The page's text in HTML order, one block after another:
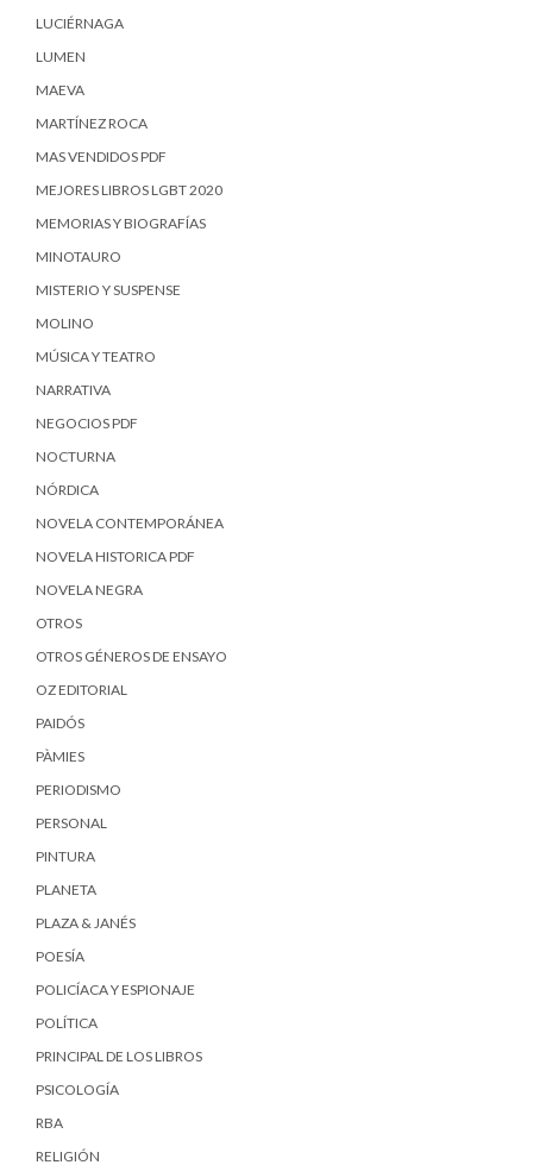
LUCIÉRNAGA
LUMEN
MAEVA
MARTÍNEZ ROCA
MAS VENDIDOS PDF
MEJORES LIBROS LGBT 2020
MEMORIAS Y BIOGRAFÍAS
MINOTAURO
MISTERIO Y SUSPENSE
MOLINO
MÚSICA Y TEATRO
NARRATIVA
NEGOCIOS PDF
NOCTURNA
NÓRDICA
NOVELA CONTEMPORÁNEA
NOVELA HISTORICA PDF
NOVELA NEGRA
OTROS
OTROS GÉNEROS DE ENSAYO
OZ EDITORIAL
PAIDÓS
PÀMIES
PERIODISMO
PERSONAL
PINTURA
PLANETA
PLAZA & JANÉS
POESÍA
POLICÍACA Y ESPIONAJE
POLÍTICA
PRINCIPAL DE LOS LIBROS
PSICOLOGÍA
RBA
RELIGIÓN